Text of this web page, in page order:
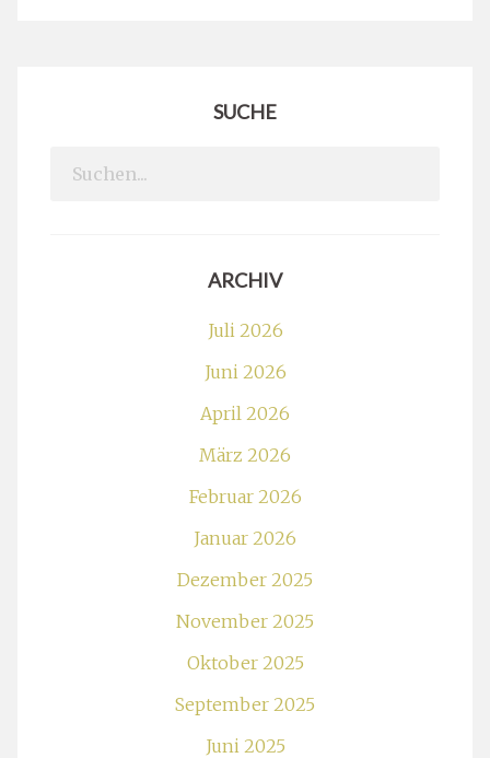
SUCHE
Search
ARCHIV
Juli 2026
Juni 2026
April 2026
März 2026
Februar 2026
Januar 2026
Dezember 2025
November 2025
Oktober 2025
September 2025
Juni 2025